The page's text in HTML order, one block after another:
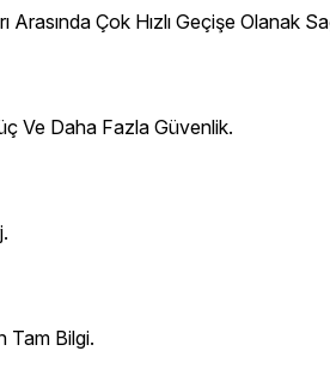
Çok Hızlı Geçişe Olanak
Ve Daha Fazla Güvenlik.
Tam Bilgi.